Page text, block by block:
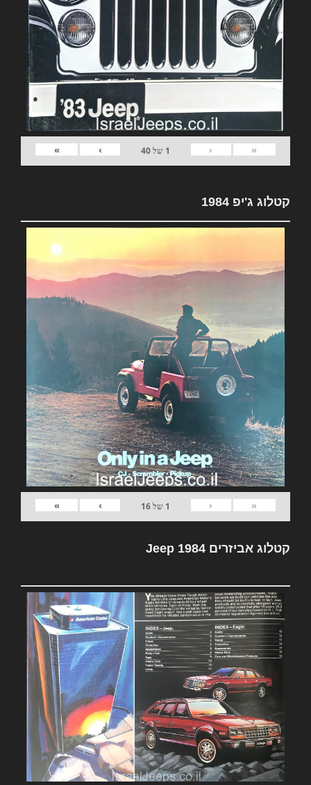
«
‹
1 של40
›
»
קטלוג ג'יפ 1984
«
‹
1 של16
›
»
קטלוג אביזרים Jeep 1984